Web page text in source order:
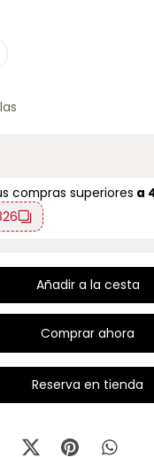
compras superiores a
Añadir a la cesta
Comprar ahora
Reserva en tienda